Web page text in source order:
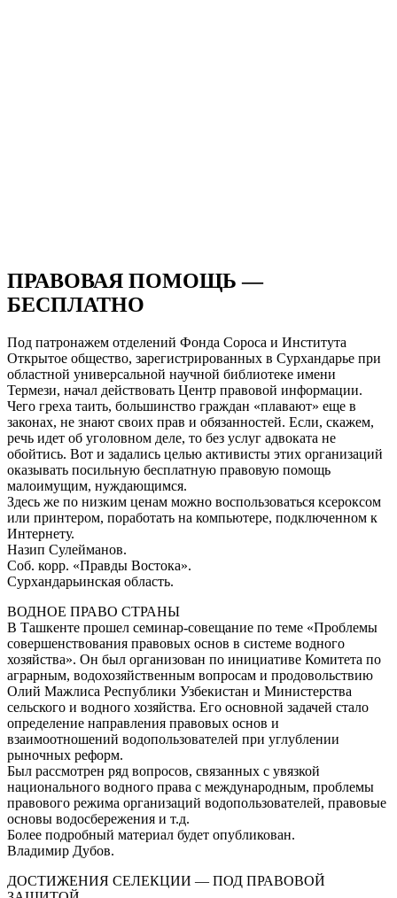
ПРАВОВАЯ ПОМОЩЬ —
БЕСПЛАТНО
Под патронажем отделений Фонда Сороса и Института
Открытое общество, зарегистрированных в Сурхандарье при
областной универсальной научной библиотеке имени
Термези, начал действовать Центр правовой информации.
Чего греха таить, большинство граждан «плавают» еще в
законах, не знают своих прав и обязанностей. Если, скажем,
речь идет об уголовном деле, то без услуг адвоката не
обойтись. Вот и задались целью активисты этих организаций
оказывать посильную бесплатную правовую помощь
малоимущим, нуждающимся.
Здесь же по низким ценам можно воспользоваться ксероксом
или принтером, поработать на компьютере, подключенном к
Интернету.
Назип Сулейманов.
Соб. корр. «Правды Востока».
Сурхандарьинская область.
ВОДНОЕ ПРАВО СТРАНЫ
В Ташкенте прошел семинар-совещание по теме «Проблемы
совершенствования правовых основ в системе водного
хозяйства». Он был организован по инициативе Комитета по
аграрным, водохозяйственным вопросам и продовольствию
Олий Мажлиса Республики Узбекистан и Министерства
сельского и водного хозяйства. Его основной задачей стало
определение направления правовых основ и
взаимоотношений водопользователей при углублении
рыночных реформ.
Был рассмотрен ряд вопросов, связанных с увязкой
национального водного права с международным, проблемы
правового режима организаций водопользователей, правовые
основы водосбережения и т.д.
Более подробный материал будет опубликован.
Владимир Дубов.
ДОСТИЖЕНИЯ СЕЛЕКЦИИ — ПОД ПРАВОВОЙ